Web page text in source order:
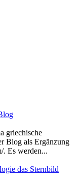
griechische
Blog als Ergänzung
. Es werden...
das Sternbild